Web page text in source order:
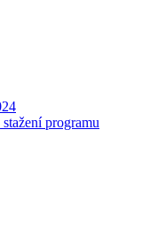
programu